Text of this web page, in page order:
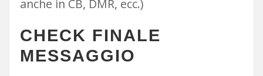
anche in CB, DMR, ecc.)
CHECK FINALE
MESSAGGIO